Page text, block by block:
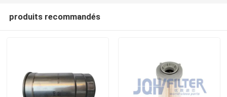
produits recommandés